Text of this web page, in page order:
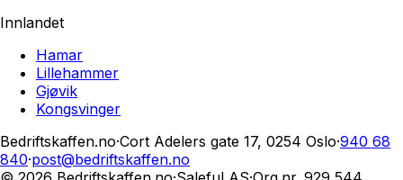
Innlandet
Hamar
Lillehammer
Gjøvik
Kongsvinger
Bedriftskaffen.no·Cort Adelers gate 17, 0254 Oslo·940 68
840·post@bedriftskaffen.no